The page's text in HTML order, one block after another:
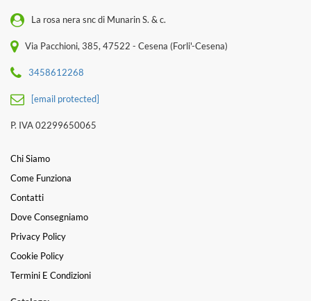
La rosa nera snc di Munarin S. & c.
Via Pacchioni, 385, 47522 - Cesena (Forli'-Cesena)
3458612268
[email protected]
P. IVA 02299650065
Chi Siamo
Come Funziona
Contatti
Dove Consegniamo
Privacy Policy
Cookie Policy
Termini E Condizioni